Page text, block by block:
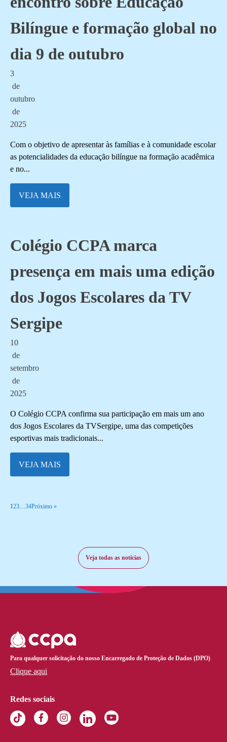
Bilíngue e formação global no
dia 9 de outubro
3
de
outubro
de
2025
Com o objetivo de apresentar às famílias e à comunidade escolar
as potencialidades da educação bilíngue na formação acadêmica
e no...
VEJA MAIS
Colégio CCPA marca
presença em mais uma edição
dos Jogos Escolares da TV
Sergipe
10
de
setembro
de
2025
O Colégio CCPA confirma sua participação em mais um ano
dos Jogos Escolares da TVSergipe, uma das competições
esportivas mais tradicionais...
VEJA MAIS
123…34Próximo »
Veja todas as notícias
Para qualquer solicitação do nosso Encarregado de Proteção de Dados (DPO)
Clique aqui
Redes sociais